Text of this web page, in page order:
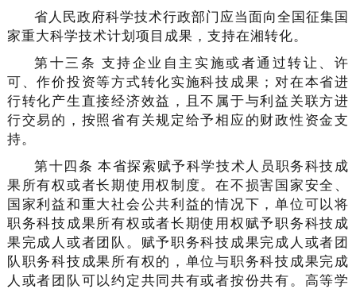
省人民政府科学技术行政部门应当面向全国征集国
家重大科学技术计划项目成果，支持在湘转化。
第十三条 支持企业自主实施或者通过转让、许
可、作价投资等方式转化实施科技成果；对在本省进
行转化产生直接经济效益，且不属于与利益关联方进
行交易的，按照省有关规定给予相应的财政性资金支
持。
第十四条 本省探索赋予科学技术人员职务科技成
果所有权或者长期使用权制度。在不损害国家安全、
国家利益和重大社会公共利益的情况下，单位可以将
职务科技成果所有权或者长期使用权赋予职务科技成
果完成人或者团队。赋予职务科技成果完成人或者团
队职务科技成果所有权的，单位与职务科技成果完成
人或者团队可以约定共同共有或者按份共有。高等学